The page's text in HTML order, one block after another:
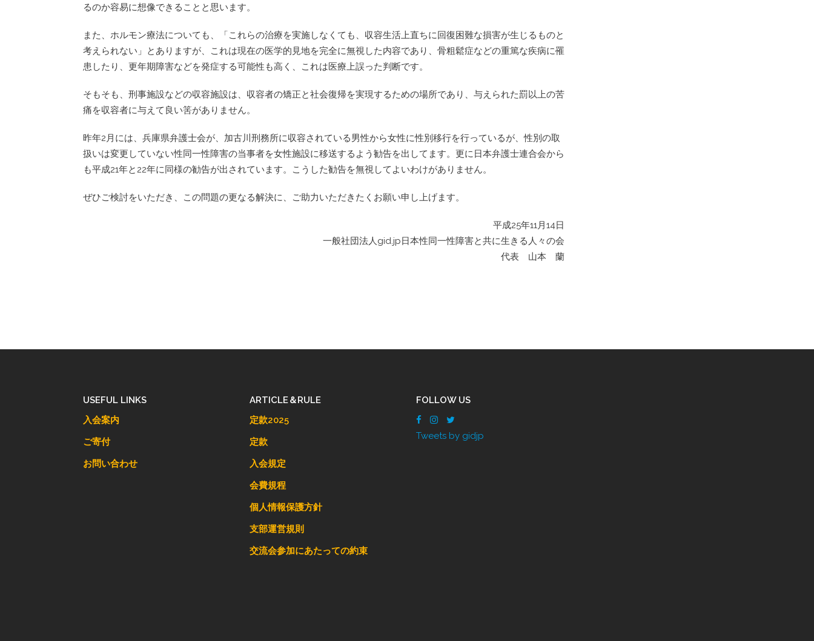
るのか容易に想像できることと思います。
また、ホルモン療法についても、「これらの治療を実施しなくても、収容生活上直ちに回復困難な損害が生じるものと
考えられない」とありますが、これは現在の医学的見地を完全に無視した内容であり、骨粗鬆症などの重篤な疾病に罹
患したり、更年期障害などを発症する可能性も高く、これは医療上誤った判断です。
そもそも、刑事施設などの収容施設は、収容者の矯正と社会復帰を実現するための場所であり、与えられた罰以上の苦
痛を収容者に与えて良い筈がありません。
昨年2月には、兵庫県弁護士会が、加古川刑務所に収容されている男性から女性に性別移行を行っているが、性別の取
扱いは変更していない性同一性障害の当事者を女性施設に移送するよう勧告を出してます。更に日本弁護士連合会から
も平成21年と22年に同様の勧告が出されています。こうした勧告を無視してよいわけがありません。
ぜひご検討をいただき、この問題の更なる解決に、ご助力いただきたくお願い申し上げます。
平成25年11月14日
一般社団法人gid.jp日本性同一性障害と共に生きる人々の会
代表 山本 蘭
USEFUL LINKS
入会案内
ご寄付
お問い合わせ
ARTICLE＆RULE
定款2025
定款
入会規定
会費規程
個人情報保護方針
支部運営規則
交流会参加にあたっての約束
FOLLOW US
Tweets by gidjp